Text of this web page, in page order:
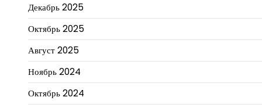
Декабрь 2025
Октябрь 2025
Август 2025
Ноябрь 2024
Октябрь 2024